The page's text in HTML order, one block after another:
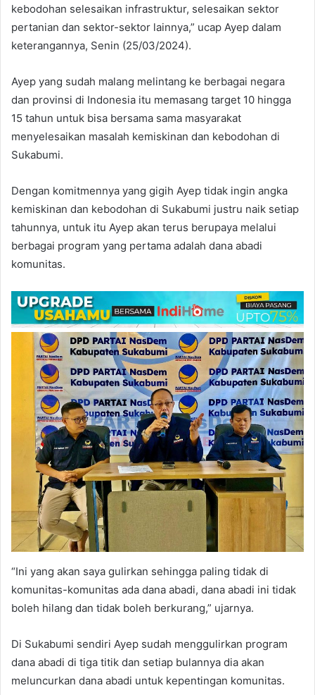
kebodohan selesaikan infrastruktur, selesaikan sektor
pertanian dan sektor-sektor lainnya,” ucap Ayep dalam
keterangannya, Senin (25/03/2024).
Ayep yang sudah malang melintang ke berbagai negara
dan provinsi di Indonesia itu memasang target 10 hingga
15 tahun untuk bisa bersama sama masyarakat
menyelesaikan masalah kemiskinan dan kebodohan di
Sukabumi.
Dengan komitmennya yang gigih Ayep tidak ingin angka
kemiskinan dan kebodohan di Sukabumi justru naik setiap
tahunnya, untuk itu Ayep akan terus berupaya melalui
berbagai program yang pertama adalah dana abadi
komunitas.
“Ini yang akan saya gulirkan sehingga paling tidak di
komunitas-komunitas ada dana abadi, dana abadi ini tidak
boleh hilang dan tidak boleh berkurang,” ujarnya.
Di Sukabumi sendiri Ayep sudah menggulirkan program
dana abadi di tiga titik dan setiap bulannya dia akan
meluncurkan dana abadi untuk kepentingan komunitas.